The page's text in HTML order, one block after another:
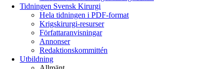
Tidningen Svensk Kirurgi
Hela tidningen i PDF-format
Krigskirurgi-resurser
Författaranvisningar
Annonser
Redaktionskommittén
Utbildning